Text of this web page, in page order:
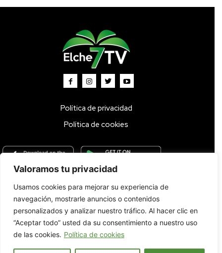
Valoramos tu privacidad
Usamos cookies para mejorar su experiencia de
navegación, mostrarle anuncios o contenidos
personalizados y analizar nuestro tráfico. Al hacer clic en
“Aceptar todo” usted da su consentimiento a nuestro uso
de las cookies. Política de cookies
Política de privacidad
Política de cookies
TV DIRECTO 🔴 Programas Parrilla
Radio
Bolsa de Trabajo Contacto